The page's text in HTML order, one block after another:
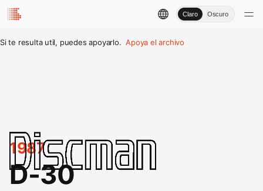
Claro Oscuro
Si te resulta util, puedes apoyarlo. Apoya el archivo
1987
D-30